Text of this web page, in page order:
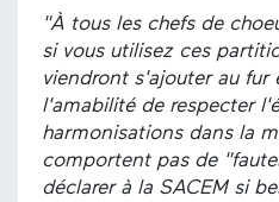
"À tous les chefs de
si vous utilisez ces
viendront s'ajouter au fur
l'amabilité de respecter
harmonisations dans la
comportent pas de
déclarer à la SACEM si